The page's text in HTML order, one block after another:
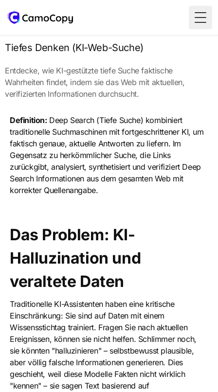
Tiefes Denken (KI-Web-Suche)
Entdecke, wie KI-gestützte tiefe Suche faktische
Wahrheiten findet, indem sie das Web mit aktuellen,
verifizierten Informationen durchsucht.
Definition: Deep Search (Tiefe Suche) kombiniert
traditionelle Suchmaschinen mit fortgeschrittener KI, um
faktisch genaue, aktuelle Antworten zu liefern. Im
Gegensatz zu herkömmlicher Suche, die Links
zurückgibt, analysiert, synthetisiert und verifiziert Deep
Search Informationen aus dem gesamten Web mit
korrekter Quellenangabe.
Das Problem: KI-
Halluzination und
veraltete Daten
Traditionelle KI-Assistenten haben eine kritische
Einschränkung: Sie sind auf Daten mit einem
Wissensstichtag trainiert. Fragen Sie nach aktuellen
Ereignissen, können sie nicht helfen. Schlimmer noch,
sie könnten "halluzinieren" – selbstbewusst plausible,
aber völlig falsche Informationen generieren. Dies
geschieht, weil diese Modelle Fakten nicht wirklich
"kennen" – sie sagen Text basierend auf